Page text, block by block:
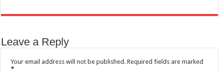
Leave a Reply
Your email address will not be published. Required fields are marked
*